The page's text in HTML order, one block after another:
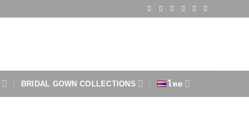
BRIDAL GOWN COLLECTIONS ไทย